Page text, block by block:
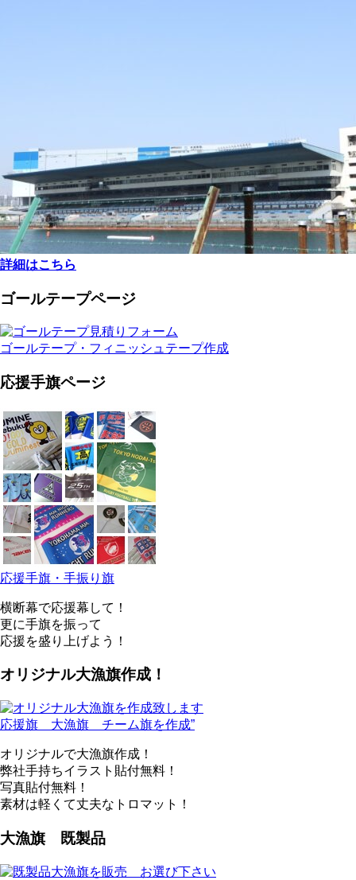
詳細はこちら
ゴールテープページ
ゴールテープ・フィニッシュテープ作成
応援手旗ページ
応援手旗・手振り旗
横断幕で応援幕して！
更に手旗を振って
応援を盛り上げよう！
オリジナル大漁旗作成！
応援旗 大漁旗 チーム旗を作成”
オリジナルで大漁旗作成！
弊社手持ちイラスト貼付無料！
写真貼付無料！
素材は軽くて丈夫なトロマット！
大漁旗 既製品